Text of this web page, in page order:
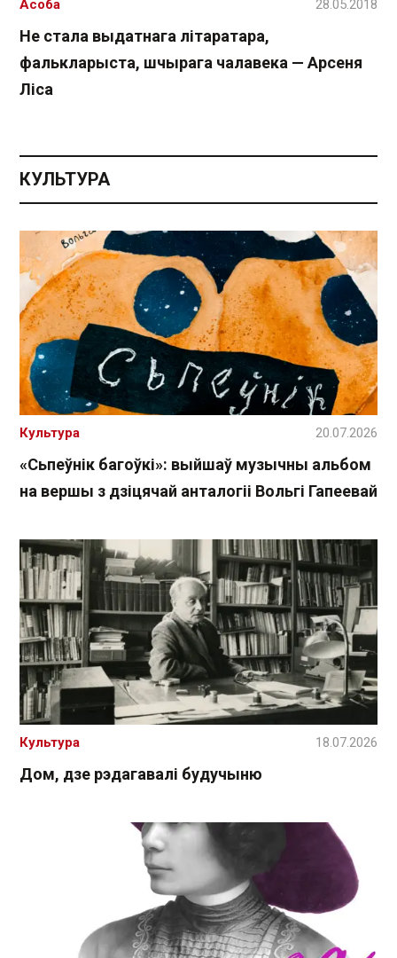
Не стала выдатнага літаратара,
фалькларыста, шчырага чалавека — Арсеня
Ліса
Асоба 28.05.2018
КУЛЬТУРА
«Сьпеўнік багоўкі»: выйшаў музычны альбом
на вершы з дзіцячай анталогіі Вольгі Гапеевай
Культура 20.07.2026
Дом, дзе рэдагавалі будучыню
Культура 18.07.2026